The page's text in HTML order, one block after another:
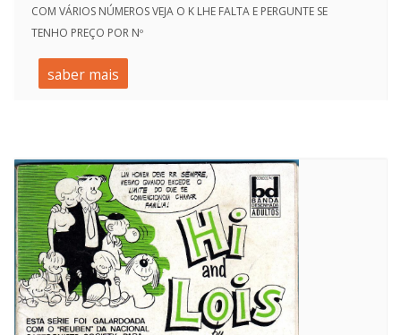
COM VÁRIOS NÚMEROS VEJA O K LHE FALTA E PERGUNTE SE
TENHO PREÇO POR Nº
saber mais